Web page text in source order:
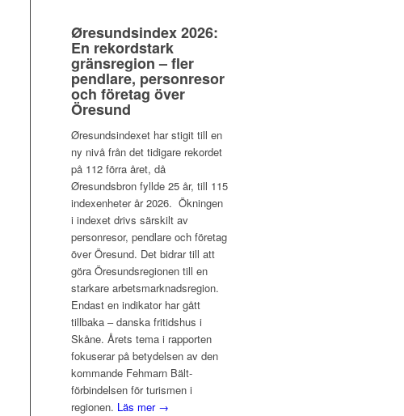
Øresundsindex 2026:
En rekordstark
gränsregion – fler
pendlare, personresor
och företag över
Öresund
Øresundsindexet har stigit till en
ny nivå från det tidigare rekordet
på 112 förra året, då
Øresundsbron fyllde 25 år, till 115
indexenheter år 2026. Ökningen
i indexet drivs särskilt av
personresor, pendlare och företag
över Öresund. Det bidrar till att
göra Öresundsregionen till en
starkare arbetsmarknadsregion.
Endast en indikator har gått
tillbaka – danska fritidshus i
Skåne. Årets tema i rapporten
fokuserar på betydelsen av den
kommande Fehmarn Bält-
förbindelsen för turismen i
regionen. Läs mer →